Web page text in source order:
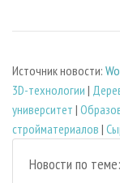
Источник новости:
3D-технологии |
университет |
стройматериалов |
Новости по теме: